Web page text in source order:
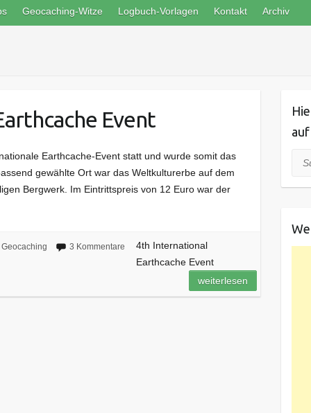
Geocaching-Witze Logbuch-Vorlagen Kontakt Archiv
Event
Earthcache-Event statt und wurde somit das
gewählte Ort war das Weltkulturerbe auf dem
Bergwerk. Im Eintrittspreis von 12 Euro war der
Geocaching 3 Kommentare
4th International
Earthcache Event
weiterlesen